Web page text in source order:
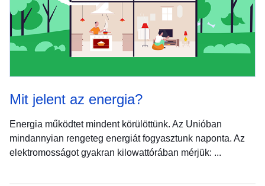
Mit jelent az energia?
Energia működtet mindent körülöttünk. Az Unióban
mindannyian rengeteg energiát fogyasztunk naponta. Az
elektromosságot gyakran kilowattórában mérjük: ...